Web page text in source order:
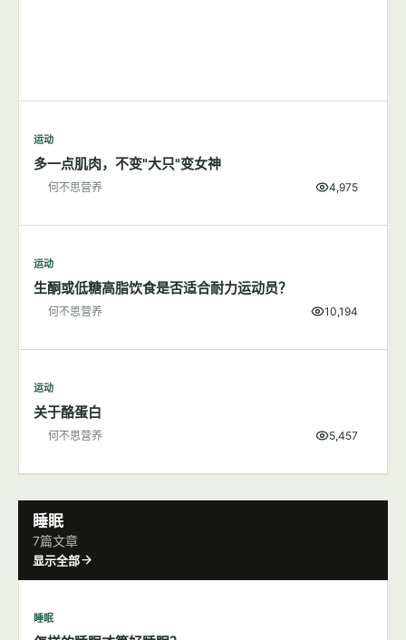
运动
多一点肌肉，不变"大只"变女神
何不思营养 4,975
运动
生酮或低糖高脂饮食是否适合耐力运动员？
何不思营养 10,194
运动
关于酪蛋白
何不思营养 5,457
睡眠
7篇文章
显示全部
睡眠